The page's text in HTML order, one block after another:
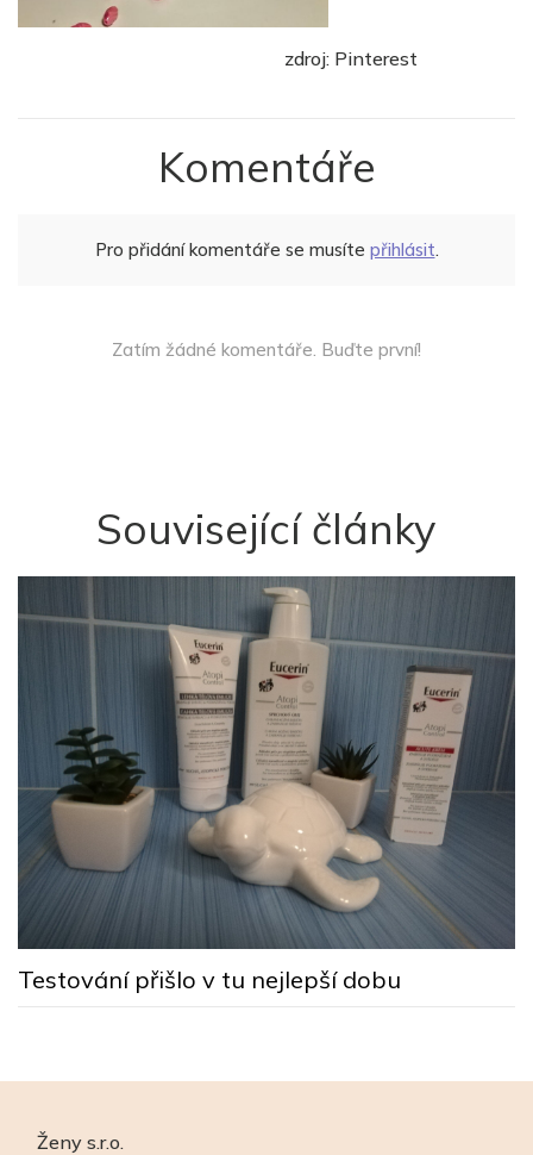
zdroj: Pinterest
Komentáře
Pro přidání komentáře se musíte přihlásit.
Zatím žádné komentáře. Buďte první!
Související články
Testování přišlo v tu nejlepší dobu
Ženy s.r.o.